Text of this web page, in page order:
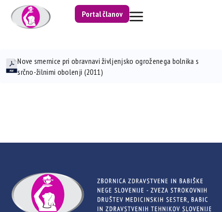
Portal članov
Nove smernice pri obravnavi življenjsko ogroženega bolnika s
srčno-žilnimi obolenji (2011)